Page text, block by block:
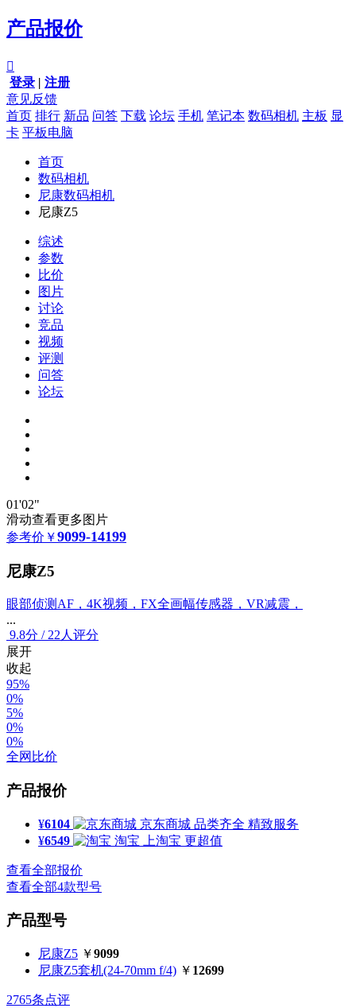
产品报价

登录 | 注册
意见反馈
首页 排行 新品 问答 下载 论坛 手机 笔记本 数码相机 主板 显
卡 平板电脑
首页
数码相机
尼康数码相机
尼康Z5
综述
参数
比价
图片
讨论
竞品
视频
评测
问答
论坛
01'02"
滑动查看更多图片
参考价 ￥9099-14199
尼康Z5
眼部侦测AF，4K视频，FX全画幅传感器，VR减震，
...
9.8分 / 22人评分
展开
收起
95%
0%
5%
0%
0%
全网比价
产品报价
¥6104 京东商城 品类齐全 精致服务
¥6549 淘宝 上淘宝 更超值
查看全部报价
查看全部4款型号
产品型号
尼康Z5 ￥9099
尼康Z5套机(24-70mm f/4) ￥ 12699
2765条点评